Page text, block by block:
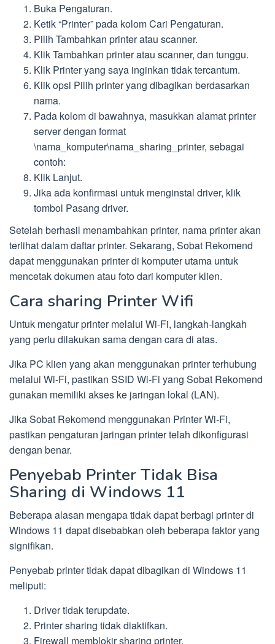
Buka Pengaturan.
Ketik “Printer” pada kolom Cari Pengaturan.
Pilih Tambahkan printer atau scanner.
Klik Tambahkan printer atau scanner, dan tunggu.
Klik Printer yang saya inginkan tidak tercantum.
Klik opsi Pilih printer yang dibagikan berdasarkan
nama.
Pada kolom di bawahnya, masukkan alamat printer
server dengan format
\nama_komputer\nama_sharing_printer, sebagai
contoh:
Klik Lanjut.
Jika ada konfirmasi untuk menginstal driver, klik
tombol Pasang driver.
Setelah berhasil menambahkan printer, nama printer akan
terlihat dalam daftar printer. Sekarang, Sobat Rekomend
dapat menggunakan printer di komputer utama untuk
mencetak dokumen atau foto dari komputer klien.
Cara sharing Printer Wifi
Untuk mengatur printer melalui Wi-Fi, langkah-langkah
yang perlu dilakukan sama dengan cara di atas.
Jika PC klien yang akan menggunakan printer terhubung
melalui Wi-Fi, pastikan SSID Wi-Fi yang Sobat Rekomend
gunakan memiliki akses ke jaringan lokal (LAN).
Jika Sobat Rekomend menggunakan Printer Wi-Fi,
pastikan pengaturan jaringan printer telah dikonfigurasi
dengan benar.
Penyebab Printer Tidak Bisa
Sharing di Windows 11
Beberapa alasan mengapa tidak dapat berbagi printer di
Windows 11 dapat disebabkan oleh beberapa faktor yang
signifikan.
Penyebab printer tidak dapat dibagikan di Windows 11
meliputi:
Driver tidak terupdate.
Printer sharing tidak diaktifkan.
Firewall memblokir sharing printer.